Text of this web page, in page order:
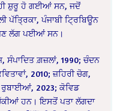
ਹੀ ਸ਼ੁਰੂ ਹੋ ਗਈਆਂ ਸਨ, ਜਦੋਂ
ਪੱਤ੍ਰਿਕਾ, ਪੰਜਾਬੀ ਟ੍ਰਿਬਿਊਨ
ਲੱਗ ਪਈਆਂ ਸਨ।
ਸੰਪਾਦਿਤ ਗ਼ਜ਼ਲਾਂ, 1990; ਚੰਦਨ
2010; ਜ਼ਹਿਰੀ ਚੋਗ,
ਰੁਬਾਈਆਂ, 2023; ਕੋਵਿਡ
ਹਨ। ਇਸਤੋਂ ਪਤਾ ਲੱਗਦਾ